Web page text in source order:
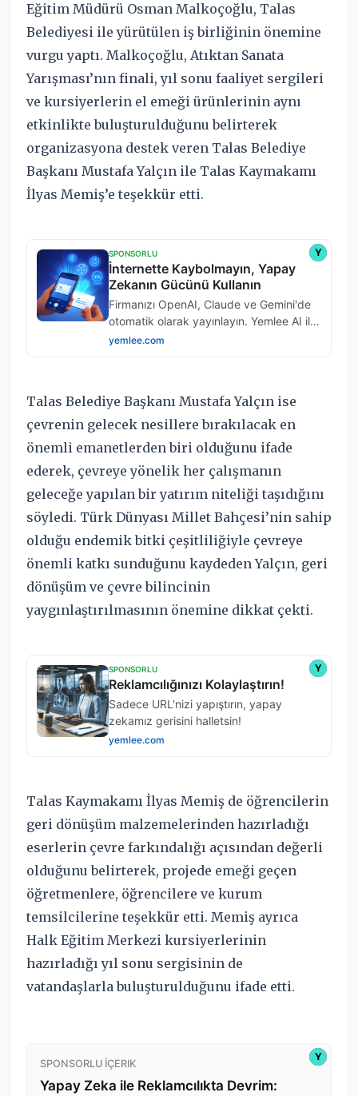
Eğitim Müdürü Osman Malkoçoğlu, Talas
Belediyesi ile yürütülen iş birliğinin önemine
vurgu yaptı. Malkoçoğlu, Atıktan Sanata
Yarışması’nın finali, yıl sonu faaliyet sergileri
ve kursiyerlerin el emeği ürünlerinin aynı
etkinlikte buluşturulduğunu belirterek
organizasyona destek veren Talas Belediye
Başkanı Mustafa Yalçın ile Talas Kaymakamı
İlyas Memiş’e teşekkür etti.
Talas Belediye Başkanı Mustafa Yalçın ise
çevrenin gelecek nesillere bırakılacak en
önemli emanetlerden biri olduğunu ifade
ederek, çevreye yönelik her çalışmanın
geleceğe yapılan bir yatırım niteliği taşıdığını
söyledi. Türk Dünyası Millet Bahçesi’nin sahip
olduğu endemik bitki çeşitliliğiyle çevreye
önemli katkı sunduğunu kaydeden Yalçın, geri
dönüşüm ve çevre bilincinin
yaygınlaştırılmasının önemine dikkat çekti.
Talas Kaymakamı İlyas Memiş de öğrencilerin
geri dönüşüm malzemelerinden hazırladığı
eserlerin çevre farkındalığı açısından değerli
olduğunu belirterek, projede emeği geçen
öğretmenlere, öğrencilere ve kurum
temsilcilerine teşekkür etti. Memiş ayrıca
Halk Eğitim Merkezi kursiyerlerinin
hazırladığı yıl sonu sergisinin de
vatandaşlarla buluşturulduğunu ifade etti.